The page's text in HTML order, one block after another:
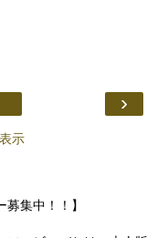
›
示
募集中！！】